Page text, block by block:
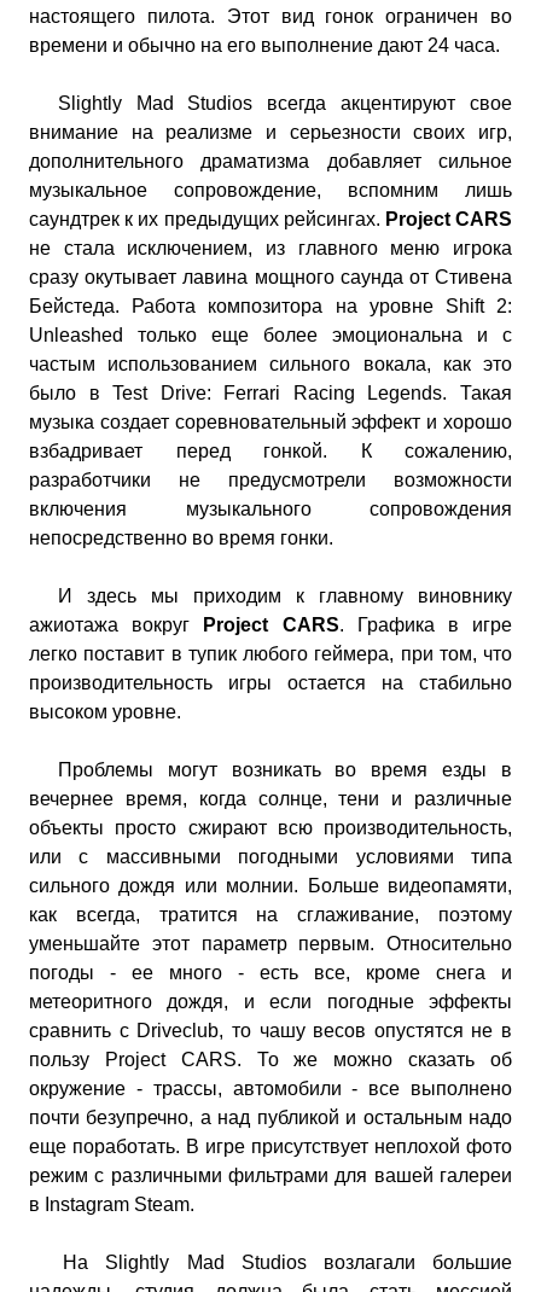
настоящего пилота. Этот вид гонок ограничен во
времени и обычно на его выполнение дают 24 часа.
Slightly Mad Studios всегда акцентируют свое
внимание на реализме и серьезности своих игр,
дополнительного драматизма добавляет сильное
музыкальное сопровождение, вспомним лишь
саундтрек к их предыдущих рейсингах. Project CARS
не стала исключением, из главного меню игрока
сразу окутывает лавина мощного саунда от Стивена
Бейстеда. Работа композитора на уровне Shift 2:
Unleashed только еще более эмоциональна и с
частым использованием сильного вокала, как это
было в Test Drive: Ferrari Racing Legends. Такая
музыка создает соревновательный эффект и хорошо
взбадривает перед гонкой. К сожалению,
разработчики не предусмотрели возможности
включения музыкального сопровождения
непосредственно во время гонки.
И здесь мы приходим к главному виновнику
ажиотажа вокруг
Project CARS. Графика в игре
легко поставит в тупик любого геймера, при том, что
производительность игры остается на стабильно
высоком уровне.
Проблемы могут возникать во время езды в
вечернее время, когда солнце, тени и различные
объекты просто сжирают всю производительность,
или с массивными погодными условиями типа
сильного дождя или молнии. Больше видеопамяти,
как всегда, тратится на сглаживание, поэтому
уменьшайте этот параметр первым. Относительно
погоды - ее много - есть все, кроме снега и
метеоритного дождя, и если погодные эффекты
сравнить с Driveclub, то чашу весов опустятся не в
пользу Project CARS. То же можно сказать об
окружение - трассы, автомобили - все выполнено
почти безупречно, а над публикой и остальным надо
еще поработать. В игре присутствует неплохой фото
режим с различными фильтрами для вашей галереи
в Instagram Steam.
На Slightly Mad Studios возлагали большие